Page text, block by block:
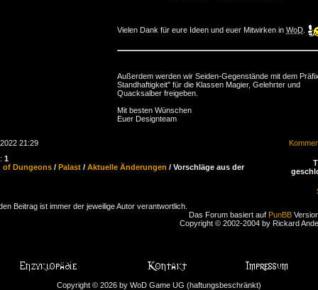
Vielen Dank für eure Ideen und euer Mitwirken in WoD
Außerdem werden wir Seiden-Gegenstände mit dem
Standhaftigkeit" für die Klassen Magier, Gelehrter und
Quacksalber freigeben.
Mit besten Wünschen
Euer Designteam
21:29
1
of Dungeons / Palast / Aktuelle Änderungen / Vorschläge aus der
Beitrag ist immer der jeweilige Autor verantwortlich.
Das Forum basiert auf PunBB
Copyright © 2002-2004 by Rickard
Copyright © 2026 by WoD Game UG (haftungsbeschränkt)